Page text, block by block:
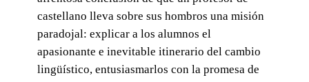
castellano lleva sobre sus hombros una misión
paradojal: explicar a los alumnos el
apasionante e inevitable itinerario del cambio
lingüístico, entusiasmarlos con la promesa de